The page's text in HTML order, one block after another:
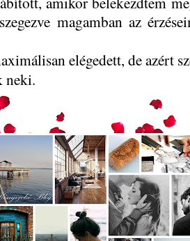
magamban az
elégedett, de azért
neki.